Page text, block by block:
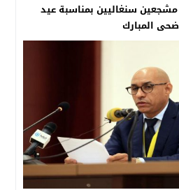
سنغاليين بمناسبة عيد
المبارك